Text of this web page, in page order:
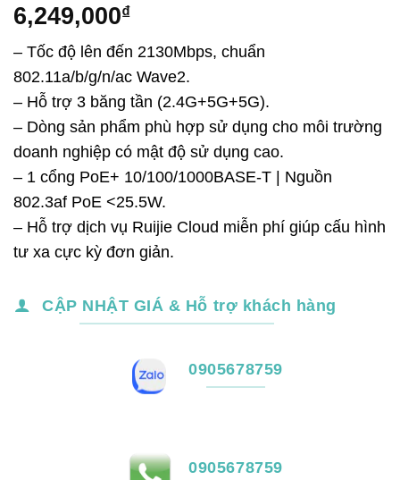
6,249,000₫
– Tốc độ lên đến 2130Mbps, chuẩn
802.11a/b/g/n/ac Wave2.
– Hỗ trợ 3 băng tần (2.4G+5G+5G).
– Dòng sản phẩm phù hợp sử dụng cho môi trường
doanh nghiệp có mật độ sử dụng cao.
– 1 cổng PoE+ 10/100/1000BASE-T | Nguồn
802.3af PoE <25.5W.
– Hỗ trợ dịch vụ Ruijie Cloud miễn phí giúp cấu hình
tư xa cực kỳ đơn giản.
CẬP NHẬT GIÁ & Hỗ trợ khách hàng
0905678759
0905678759